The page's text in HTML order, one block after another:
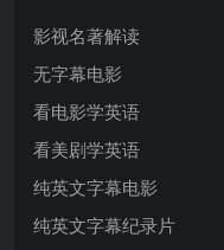
影视名著解读
无字幕电影
看电影学英语
看美剧学英语
纯英文字幕电影
纯英文字幕纪录片